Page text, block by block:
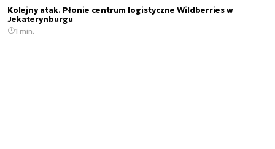
Kolejny atak. Płonie centrum logistyczne Wildberries w
Jekaterynburgu
1 min.